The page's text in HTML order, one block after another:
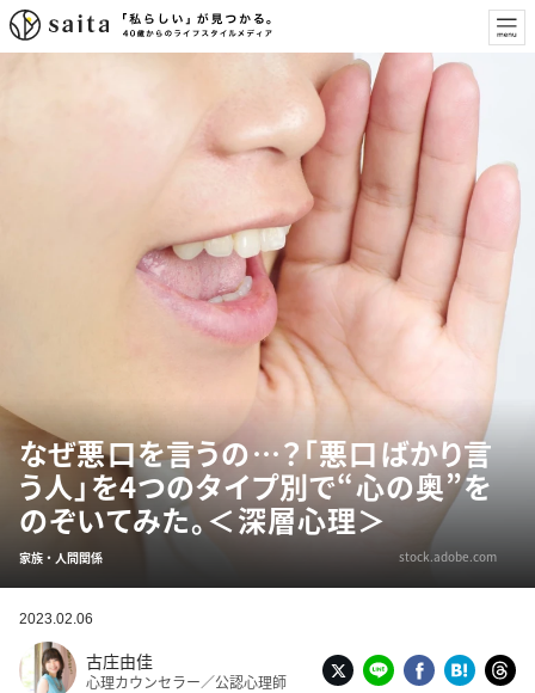
なぜ悪口を言うの…？「悪口ばかり言
う人」を4つのタイプ別で“心の奥”を
のぞいてみた。＜深層心理＞
家族・人間関係 stock.adobe.com
2023.02.06
古庄由佳
心理カウンセラー／公認心理師